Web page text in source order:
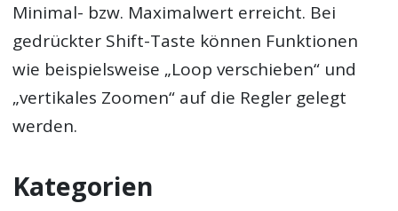
Minimal- bzw. Maximalwert erreicht. Bei
gedrückter Shift-Taste können Funktionen
wie beispielsweise „Loop verschieben“ und
„vertikales Zoomen“ auf die Regler gelegt
werden.
Kategorien